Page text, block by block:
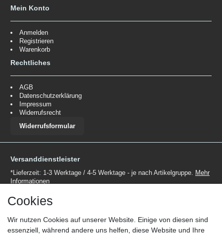
Mein Konto
Anmelden
Registrieren
Warenkorb
Rechtliches
AGB
Datenschutzerklärung
Impressum
Widerrufsrecht
Widerrufsformular
Versanddienstleister
*Lieferzeit: 1-3 Werktage / 4-5 Werktage - je nach Artikelgruppe. Mehr
Informationen
Cookies
Wir nutzen Cookies auf unserer Website. Einige von diesen sind
essenziell, während andere uns helfen, diese Website und Ihre